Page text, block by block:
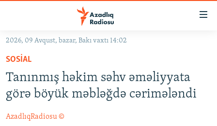
Əsas
qayıt
Əsas
naviqasiyaya
qayıt
Axtarışa
GÜNDƏM
KORRUPSIOMETR
#ƏSLINDƏ
FƏRQƏ BAX
2026, 09 Avqust, bazar, Bakı vaxtı 14:02
SOSIAL
Tanınmış həkim səhv əməliyyata
görə böyük məbləğdə cərimələndi
AzadlıqRadiosu ©